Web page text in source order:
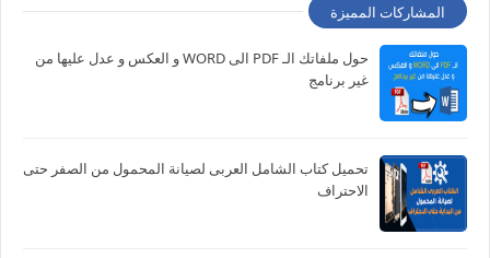
المشاركات المميزة
حول ملفاتك الـ PDF الى WORD و العكس و عدل عليها من
غير برنامج
تحميل كتاب الشامل العربى لصيانة المحمول من الصفر حتى
الاحتراف